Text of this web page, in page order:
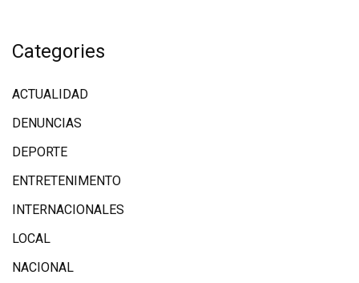
Categories
ACTUALIDAD
DENUNCIAS
DEPORTE
ENTRETENIMENTO
INTERNACIONALES
LOCAL
NACIONAL